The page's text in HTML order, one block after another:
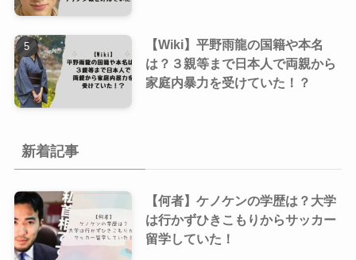
【Wiki】平野雨龍の国籍や本名
は？３親等まで日本人で両親から
家庭内暴力を受けていた！？
新着記事
【何者】ケノケンの学歴は？大学
は行かずひきこもりからサッカー
留学していた！